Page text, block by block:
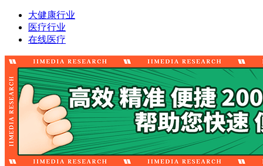
大健康行业
医疗行业
在线医疗